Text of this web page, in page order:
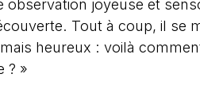
joyeuse et
Tout à coup, il se
heureux : voilà
? »